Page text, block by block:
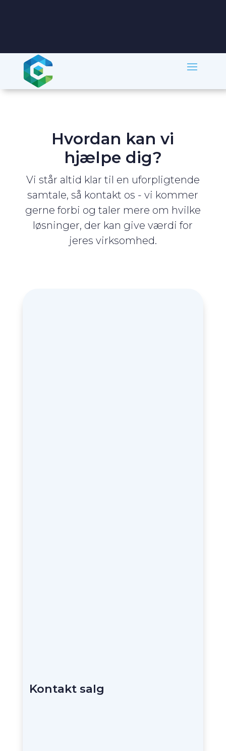
Hvordan kan vi
hjælpe dig?
Vi står altid klar til en uforpligtende
samtale, så kontakt os - vi kommer
gerne forbi og taler mere om hvilke
løsninger, der kan give værdi for
jeres virksomhed.
Kontakt salg